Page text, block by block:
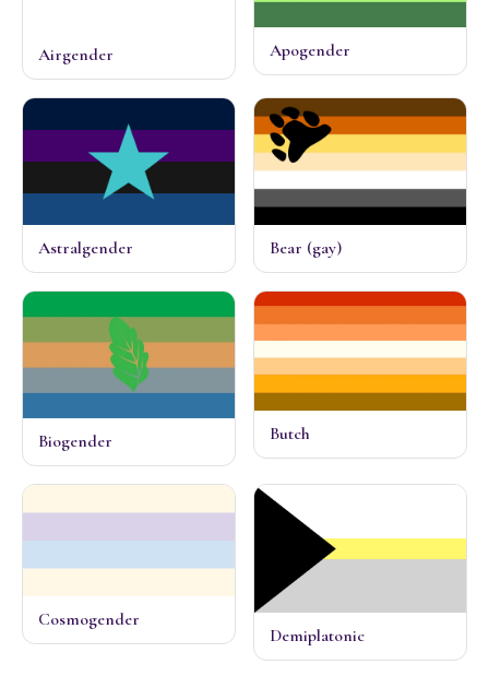
Airgender Apogender
Astralgender Bear (gay)
Biogender Butch
Cosmogender
Demiplatonic